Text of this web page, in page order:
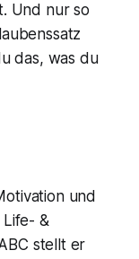
Und nur so
das, was du
und
Life- &
stellt er